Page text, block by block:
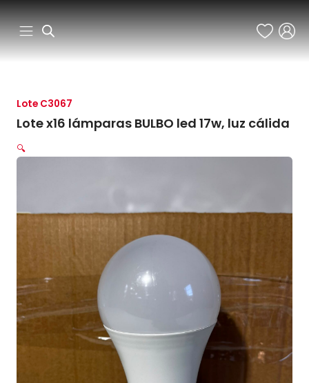
Ir
al
contenido
Lote C3067
Lote x16 lámparas BULBO led 17w, luz cálida
🔍